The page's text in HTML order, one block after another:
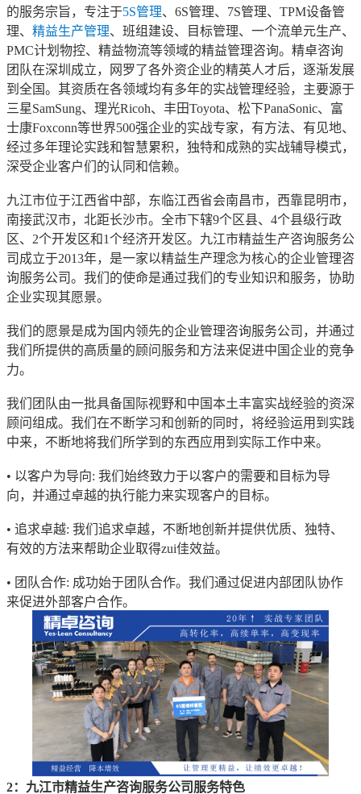
的服务宗旨，专注于5S管理、6S管理、7S管理、TPM设备管
理、 精益生产管理、班组建设、目标管理、一个流单元生产、
PMC计划物控、精益物流等领域的精益管理咨询。精卓咨询
团队在深圳成立，网罗了各外资企业的精英人才后，逐渐发展
到全国。其资质在各领域均有多年的实战管理经验，主要源于
三星SamSung、理光Ricoh、丰田Toyota、松下PanaSonic、富
士康Foxconn等世界500强企业的实战专家，有方法、有见地、
经过多年理论实践和智慧累积，独特和成熟的实战辅导模式，
深受企业客户们的认同和信赖。
九江市位于江西省中部，东临江西省会南昌市，西靠昆明市，
南接武汉市，北距长沙市。全市下辖9个区县、4个县级行政
区、2个开发区和1个经济开发区。九江市精益生产咨询服务公
司成立于2013年，是一家以精益生产理念为核心的企业管理咨
询服务公司。我们的使命是通过我们的专业知识和服务，协助
企业实现其愿景。
我们的愿景是成为国内领先的企业管理咨询服务公司，并通过
我们所提供的高质量的顾问服务和方法来促进中国企业的竞争
力。
我们团队由一批具备国际视野和中国本土丰富实战经验的资深
顾问组成。我们在不断学习和创新的同时，将经验运用到实践
中来，不断地将我们所学到的东西应用到实际工作中来。
• 以客户为导向: 我们始终致力于以客户的需要和目标为导
向，并通过卓越的执行能力来实现客户的目标。
• 追求卓越: 我们追求卓越，不断地创新并提供优质、独特、
有效的方法来帮助企业取得zui佳效益。
• 团队合作: 成功始于团队合作。我们通过促进内部团队协作
来促进外部客户合作。
2：九江市精益生产咨询服务公司服务特色